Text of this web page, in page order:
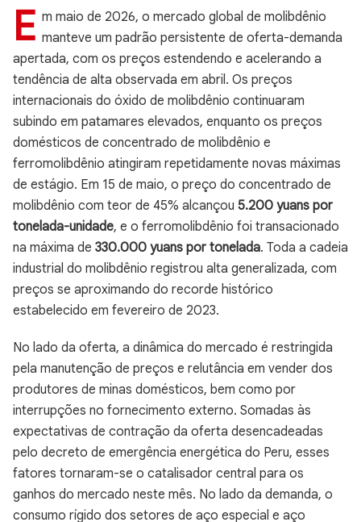
E m maio de 2026, o mercado global de molibdênio
manteve um padrão persistente de oferta-demanda
apertada, com os preços estendendo e acelerando a
tendência de alta observada em abril. Os preços
internacionais do óxido de molibdênio continuaram
subindo em patamares elevados, enquanto os preços
domésticos de concentrado de molibdênio e
ferromolibdênio atingiram repetidamente novas máximas
de estágio. Em 15 de maio, o preço do concentrado de
molibdênio com teor de 45% alcançou 5.200 yuans por
tonelada-unidade, e o ferromolibdênio foi transacionado
na máxima de 330.000 yuans por tonelada. Toda a cadeia
industrial do molibdênio registrou alta generalizada, com
preços se aproximando do recorde histórico
estabelecido em fevereiro de 2023.
No lado da oferta, a dinâmica do mercado é restringida
pela manutenção de preços e relutância em vender dos
produtores de minas domésticos, bem como por
interrupções no fornecimento externo. Somadas às
expectativas de contração da oferta desencadeadas
pelo decreto de emergência energética do Peru, esses
fatores tornaram-se o catalisador central para os
ganhos do mercado neste mês. No lado da demanda, o
consumo rígido dos setores de aço especial e aço